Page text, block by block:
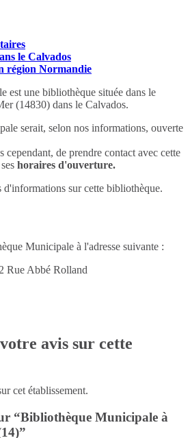
le Calvados
région Normandie
est une bibliothèque située dans le
(14830) dans le Calvados.
serait, selon nos informations, ouverte
cependant, de prendre contact avec cette
horaires d'ouverture.
d'informations sur cette bibliothèque.
Municipale à l'adresse suivante :
Rue Abbé Rolland
avis sur cette
cet établissement.
“Bibliothèque Municipale à